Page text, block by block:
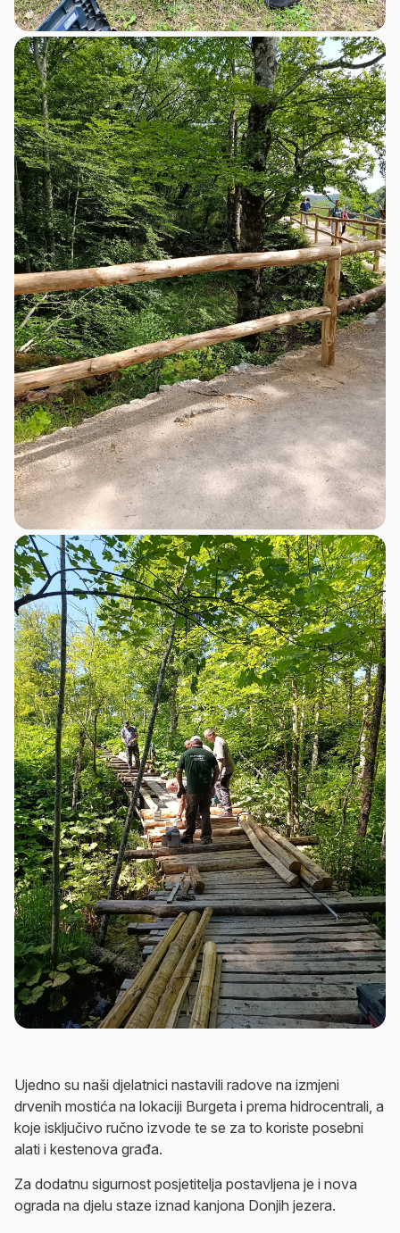
Ujedno su naši djelatnici nastavili radove na izmjeni
drvenih mostića na lokaciji Burgeta i prema hidrocentrali, a
koje isključivo ručno izvode te se za to koriste posebni
alati i kestenova građa.
Za dodatnu sigurnost posjetitelja postavljena je i nova
ograda na djelu staze iznad kanjona Donjih jezera.